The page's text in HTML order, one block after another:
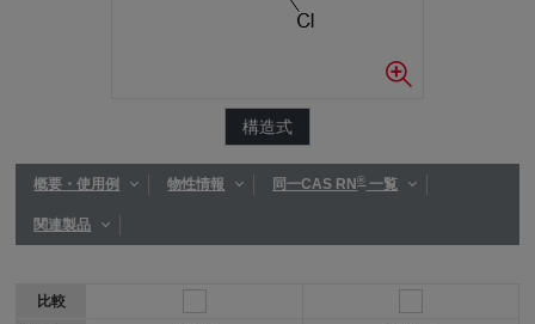
構造式
概要・使用例 物性情報 同一CAS RN®一覧
関連製品
比較